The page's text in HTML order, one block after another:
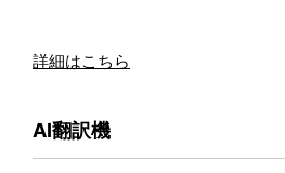
詳細はこちら
AI翻訳機